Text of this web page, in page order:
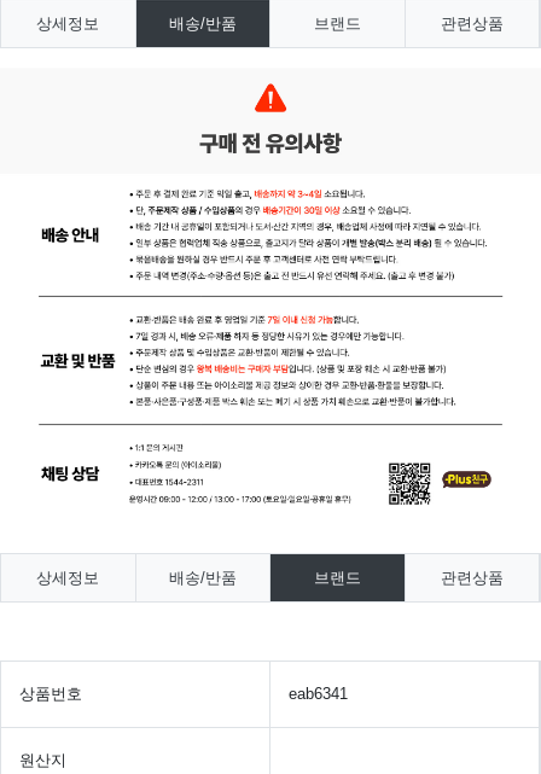
상세정보 배송/반품 브랜드 관련상품
상세정보 배송/반품 브랜드 관련상품
상품번호 eab6341
원산지